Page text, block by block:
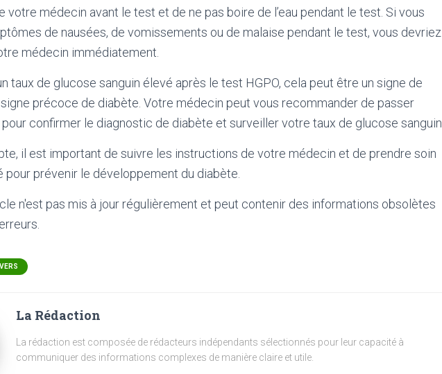
votre médecin avant le test et de ne pas boire de l’eau pendant le test. Si vous
de nausées, de vomissements ou de malaise pendant le test, vous devriez
médecin immédiatement.
taux de glucose sanguin élevé après le test HGPO, cela peut être un signe de
précoce de diabète. Votre médecin peut vous recommander de passer
pour confirmer le diagnostic de diabète et surveiller votre taux de glucose sanguin.
il est important de suivre les instructions de votre médecin et de prendre soin
pour prévenir le développement du diabète.
n'est pas mis à jour régulièrement et peut contenir des informations obsolètes
La Rédaction
La rédaction est composée de rédacteurs indépendants sélectionnés pour leur capacité à
communiquer des informations complexes de manière claire et utile.